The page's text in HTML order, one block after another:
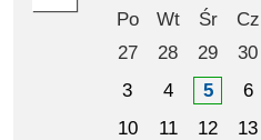
Po Wt Śr Cz
27
28 29 30
3
4 5 6
10
11 12 13